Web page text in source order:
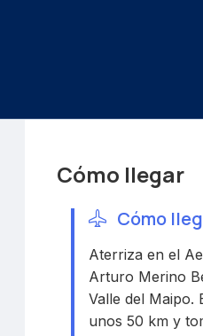
Cómo llegar
Cómo
Aterriza en el
Arturo Merino
Valle del Maipo.
unos 50 km y